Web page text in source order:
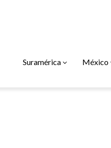
Suramérica México